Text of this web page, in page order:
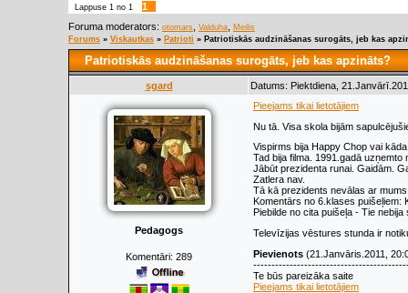
Lappuse 1 no 1
1
Foruma moderators: otomars Valduha
Meilis
Forums » Viskautkas » Patrioti » Patriotiskās audzināšanas surogāts, jeb kas
Patriotiskās audzināšanas surogāts, jeb kas apzināts?
sgard Datums: Piektdiena,
Pedagogs
Komentāri: 289
Pieejams tikai lietotājiem
Nu tā. Visa skola bijām
Vispirms bija Happy Chop vai
Tad bija filma. 1991.gadā
Jābūt prezidenta runai. Gaidām.
Zatlera nav.
Tā kā prezidents nevālas ar
Komentārs no 6.klases
Piebilde no cita puišeļa - Tie
Televīzijas vēstures stunda ir
Pievienots (21.Janvāris.2011,
Te būs pareizāka saite
Pieejams tikai lietotājiem